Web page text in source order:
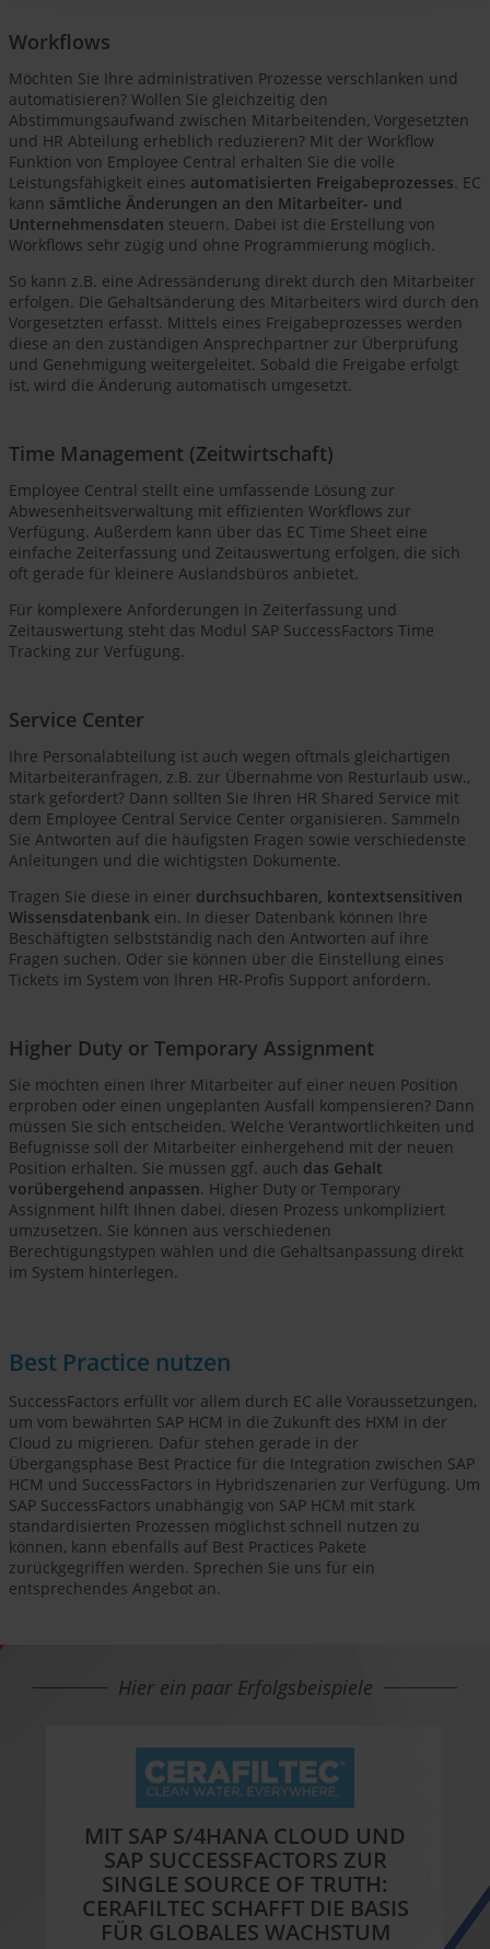
Workflows
Möchten Sie Ihre administrativen Prozesse verschlanken und
automatisieren? Wollen Sie gleichzeitig den
Abstimmungsaufwand zwischen Mitarbeitenden, Vorgesetzten
und HR Abteilung erheblich reduzieren? Mit der Workflow
Funktion von Employee Central erhalten Sie die volle
Leistungsfähigkeit eines automatisierten Freigabeprozesses. EC
kann sämtliche Änderungen an den Mitarbeiter- und
Unternehmensdaten steuern. Dabei ist die Erstellung von
Workflows sehr zügig und ohne Programmierung möglich.
So kann z.B. eine Adressänderung direkt durch den Mitarbeiter
erfolgen. Die Gehaltsänderung des Mitarbeiters wird durch den
Vorgesetzten erfasst. Mittels eines Freigabeprozesses werden
diese an den zuständigen Ansprechpartner zur Überprüfung
und Genehmigung weitergeleitet. Sobald die Freigabe erfolgt
ist, wird die Änderung automatisch umgesetzt.
Time Management (Zeitwirtschaft)
Employee Central stellt eine umfassende Lösung zur
Abwesenheitsverwaltung mit effizienten Workflows zur
Verfügung. Außerdem kann über das EC Time Sheet eine
einfache Zeiterfassung und Zeitauswertung erfolgen, die sich
oft gerade für kleinere Auslandsbüros anbietet.
Für komplexere Anforderungen in Zeiterfassung und
Zeitauswertung steht das Modul SAP SuccessFactors Time
Tracking zur Verfügung.
Service Center
Ihre Personalabteilung ist auch wegen oftmals gleichartigen
Mitarbeiteranfragen, z.B. zur Übernahme von Resturlaub usw.,
stark gefordert? Dann sollten Sie Ihren HR Shared Service mit
dem Employee Central Service Center organisieren. Sammeln
Sie Antworten auf die häufigsten Fragen sowie verschiedenste
Anleitungen und die wichtigsten Dokumente.
Tragen Sie diese in einer durchsuchbaren, kontextsensitiven
Wissensdatenbank ein. In dieser Datenbank können Ihre
Beschäftigten selbstständig nach den Antworten auf ihre
Fragen suchen. Oder sie können über die Einstellung eines
Tickets im System von Ihren HR-Profis Support anfordern.
Higher Duty or Temporary Assignment
Sie möchten einen Ihrer Mitarbeiter auf einer neuen Position
erproben oder einen ungeplanten Ausfall kompensieren? Dann
müssen Sie sich entscheiden. Welche Verantwortlichkeiten und
Befugnisse soll der Mitarbeiter einhergehend mit der neuen
Position erhalten. Sie müssen ggf. auch das Gehalt
vorübergehend anpassen. Higher Duty or Temporary
Assignment hilft Ihnen dabei, diesen Prozess unkompliziert
umzusetzen. Sie können aus verschiedenen
Berechtigungstypen wählen und die Gehaltsanpassung direkt
im System hinterlegen.
Best Practice nutzen
SuccessFactors erfüllt vor allem durch EC alle Voraussetzungen,
um vom bewährten SAP HCM in die Zukunft des HXM in der
Cloud zu migrieren. Dafür stehen gerade in der
Übergangsphase Best Practice für die Integration zwischen SAP
HCM und SuccessFactors in Hybridszenarien zur Verfügung. Um
SAP SuccessFactors unabhängig von SAP HCM mit stark
standardisierten Prozessen möglichst schnell nutzen zu
können, kann ebenfalls auf Best Practices Pakete
zurückgegriffen werden. Sprechen Sie uns für ein
entsprechendes Angebot an.
Hier ein paar Erfolgsbeispiele
MIT SAP S/4HANA CLOUD UND
SAP SUCCESSFACTORS ZUR
SINGLE SOURCE OF TRUTH:
CERAFILTEC SCHAFFT DIE BASIS
FÜR GLOBALES WACHSTUM